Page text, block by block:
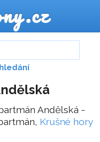
Andělská -
Krušné hory